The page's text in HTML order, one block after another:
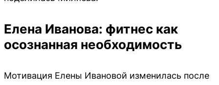
Елена Иванова: фитнес как
осознанная необходимость
Мотивация Елены Ивановой изменилась после